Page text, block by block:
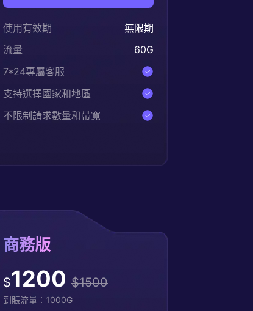
使用有效期
無限期
流量
60G
7*24專屬客服
支持選擇國家和地區
不限制請求數量和帶寬
商務版
$1200 $1500
到賬流量： 1000G